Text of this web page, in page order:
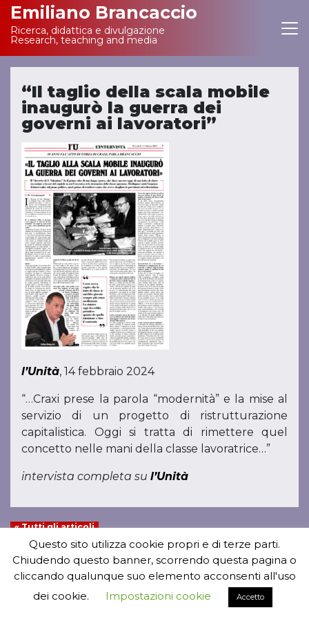
Main Navigation
Emiliano Brancaccio
Ricerca, didattica e divulgazione
Research, teaching and media
“Il taglio della scala mobile
inaugurò la guerra dei
governi ai lavoratori”
l’Unità, 14 febbraio 2024
“…Craxi prese la parola “modernità” e la mise al
servizio di un progetto di ristrutturazione
capitalistica. Oggi si tratta di rimettere quel
concetto nelle mani della classe lavoratrice…”
intervista completa su l’Unità
« Tutti gli articoli
Questo sito utilizza cookie propri e di terze parti.
Chiudendo questo banner, scorrendo questa pagina o
cliccando qualunque suo elemento acconsenti all'uso
dei cookie.
Impostazioni cookie Accetto